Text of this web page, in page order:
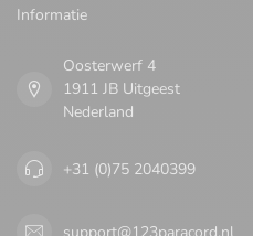
Informatie
Oosterwerf 4
1911 JB Uitgeest
Nederland
+31 (0)75 2040399
support@123paracord.nl